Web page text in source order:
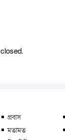
প্রবাস
মতামত